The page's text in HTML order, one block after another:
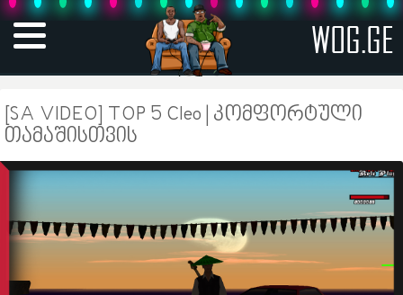
WOG.GE
[SA VIDEO] TOP 5 Cleo | კომფორტული
თამაშისთვის